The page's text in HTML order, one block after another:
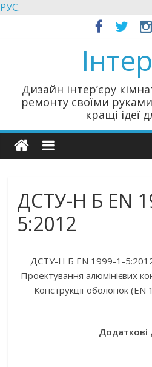
РУС.
Дизайн інтер’єру
ремонту своїми
кращі ідеї
ДСТУ-Н Б EN
5:2012
ДСТУ-Н Б EN 1999-1-
Проектування алюмінієвих
Конструкції оболонок
Додаткові